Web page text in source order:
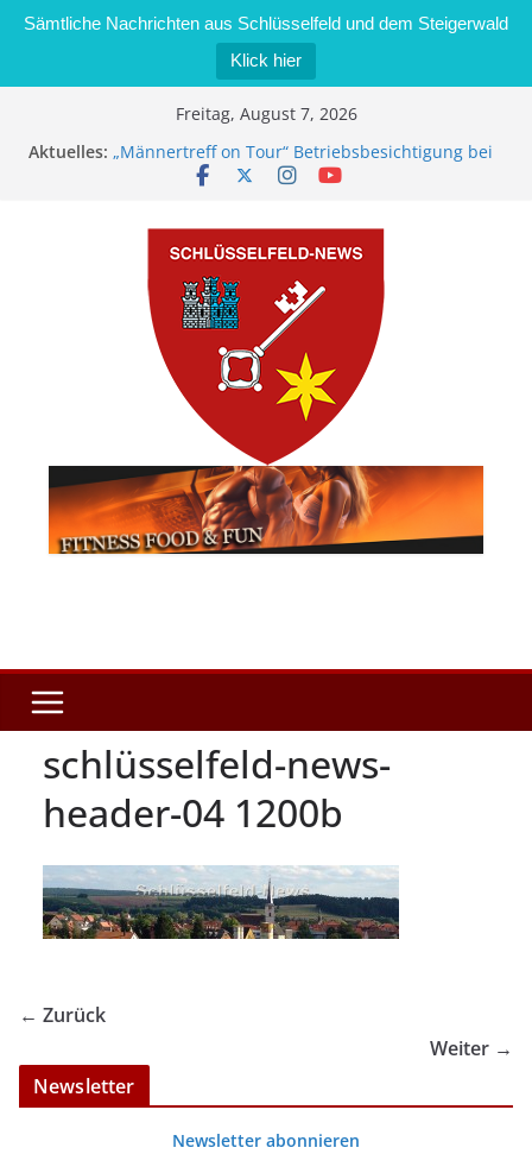
Sämtliche Nachrichten aus Schlüsselfeld und dem Steigerwald
Klick hier
Freitag, August 7, 2026
Aktuelles: „Männertreff on Tour“ Betriebsbesichtigung bei
der Schreinerei Zimmermann GmbH
Brand in Sägewerk in Bernroth schnell unter
Kontrolle
Stadt Schlüsselfeld bietet Online-Anmeldung für
Kindergartenplätze an
Dieseldiebstahl im Wert von 600 Euro
schlüsselfeld-news-
header-04 1200b
← Zurück
Weiter →
Newsletter
Newsletter abonnieren